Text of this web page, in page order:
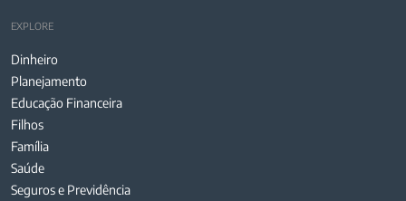
EXPLORE
Dinheiro
Planejamento
Educação Financeira
Filhos
Família
Saúde
Seguros e Previdência